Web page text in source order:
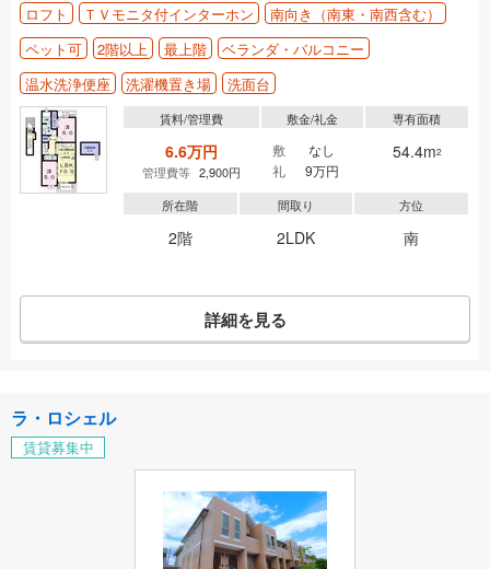
ロフト ＴＶモニタ付インターホン
南向き（南東・南西含む）
ペット可
2階以上 最上階
ベランダ・バルコニー
温水洗浄便座
洗濯機置き場 洗面台
賃料/管理費
6.6万円
管理費等 2,900円
敷金/礼金
敷
なし
礼
9万円
専有面積
54.4m2
所在階
2階
間取り
2LDK
方位
南
詳細を見る
ラ・ロシェル
賃貸募集中